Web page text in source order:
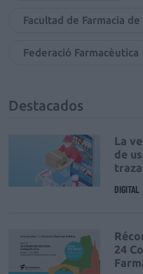
Facultad de Farmacia
Federació Farmacèutica
Destacados
La
de
DIGITAL
24